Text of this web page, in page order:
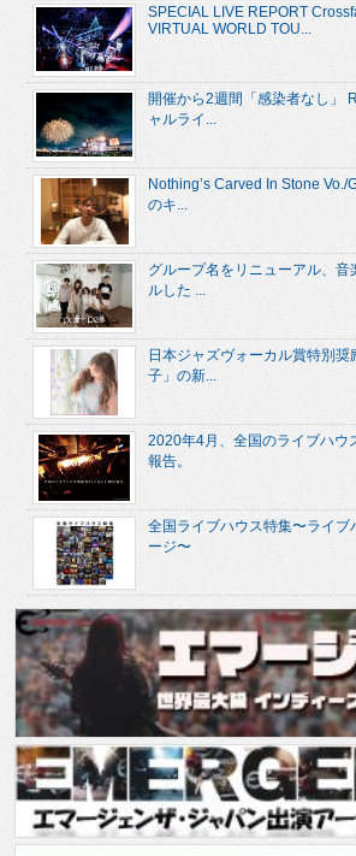
SPECIAL LIVE REPORT
VIRTUAL WORLD TOU...
開催から2週間「感染者なし」
ャルライ...
Nothing’s Carved In Stone Vo./
のキ...
グループ名をリニューアル、音
ルした ...
日本ジャズヴォーカル賞特別
子」の新...
2020年4月、全国のライブハウ
報告。
全国ライブハウス特集〜ライブ
ージ〜